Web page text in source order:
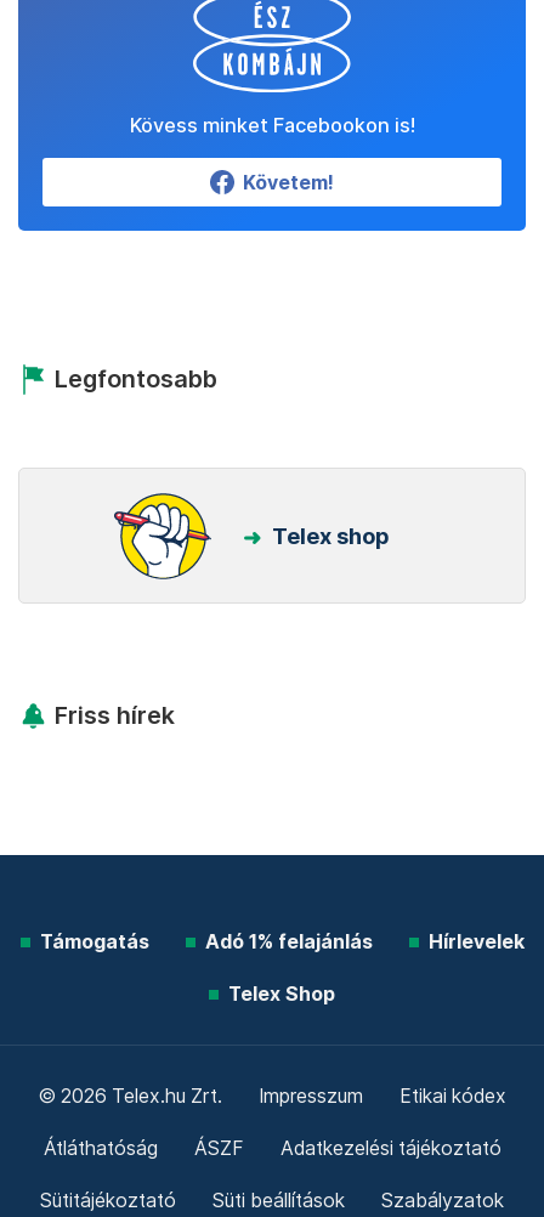
Kövess minket Facebookon is!
Követem!
Legfontosabb
Telex shop
Friss hírek
Támogatás Adó 1% felajánlás Hírlevelek
Telex Shop
© 2026 Telex.hu Zrt. Impresszum Etikai kódex
Átláthatóság ÁSZF Adatkezelési tájékoztató
Sütitájékoztató Süti beállítások Szabályzatok